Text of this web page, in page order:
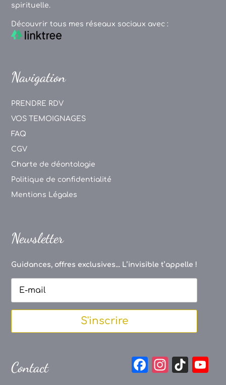
spirituelle.
Découvrir tous mes réseaux sociaux avec :
Navigation
PRENDRE RDV
VOS TEMOIGNAGES
FAQ
CGV
Charte de déontologie
Politique de confidentialité
Mentions Légales
Newsletter
Guidances, offres exclusives... L’invisible t’appelle !
S'inscrire
Contact
F
In Ti